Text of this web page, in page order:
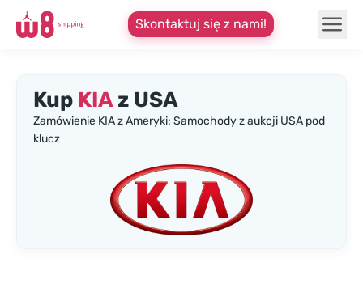
Skontaktuj się z nami!
Kup KIAz USA
Zamówienie KIA z Ameryki: Samochody z aukcji USA pod
klucz